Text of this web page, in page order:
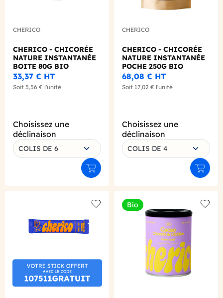
CHERICO
CHERICO - CHICORÉE
NATURE INSTANTANÉE
BOITE 80G BIO
33,37 € HT
Soit 5,56 € l'unité
Choisissez une
déclinaison
COLIS DE 6
Ajouter au panier
CHERICO
CHERICO - CHICORÉE
NATURE INSTANTANÉE
POCHE 250G BIO
68,08 € HT
Soit 17,02 € l'unité
Choisissez une
déclinaison
COLIS DE 4
Add to wishlist
Bio